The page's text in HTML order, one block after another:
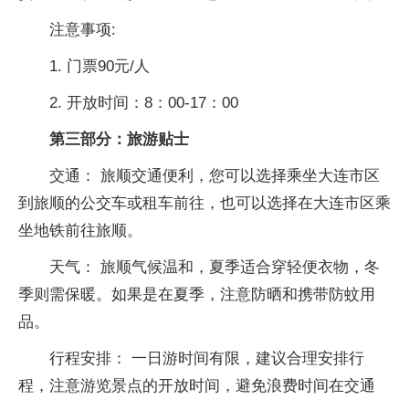
注意事项:
1. 门票90元/人
2. 开放时间：8：00-17：00
第三部分：旅游贴士
交通： 旅顺交通便利，您可以选择乘坐大连市区
到旅顺的公交车或租车前往，也可以选择在大连市区乘
坐地铁前往旅顺。
天气： 旅顺气候温和，夏季适合穿轻便衣物，冬
季则需保暖。如果是在夏季，注意防晒和携带防蚊用
品。
行程安排： 一日游时间有限，建议合理安排行
程，注意游览景点的开放时间，避免浪费时间在交通